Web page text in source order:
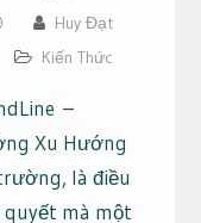
Huy Đạt
Kiến Thức
–
Xu Hướng
là điều
quyết mà một